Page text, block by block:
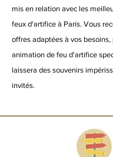
mis en relation avec les
feux d'artifice à Paris. Vous
offres adaptées à vos
animation de feu d'artifice
laissera des souvenirs
invités.